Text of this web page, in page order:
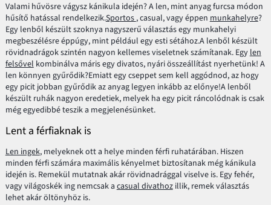
Valami hűvösre vágysz kánikula idején? A len, mint anyag furcsa módon
hűsítő hatással rendelkezik.Sportos, casual, vagy éppenmunkahelyre?
Egy lenből készült szoknya nagyszerű választás egy munkahelyi
megbeszélésre éppúgy, mint például egy esti sétához.A lenből készült
rövidnadrágok szintén nagyon kellemes viseletnek számítanak. Egylen
felsővelkombinálva máris egy divatos, nyári összeállítást nyerhetünk! A
len könnyen gyűrődik?Emiatt egy cseppet sem kell aggódnod, az hogy
egy picit jobban gyűrődik az anyag legyen inkább az előnye!A lenből
készült ruhák nagyon eredetiek, melyek ha egy picit ráncolódnak is csak
még egyedibbé teszik a megjelenésünket.
Lent a férfiaknak is
Len ingek, melyeknek ott a helye minden férfi ruhatárában. Hiszen
minden férfi számára maximális kényelmet biztosítanak még kánikula
idején is. Remekül mutatnak akár rövidnadrággal viselve is. Egy fehér,
vagy világoskék ing nemcsak acasual divathozillik, remek választás
lehet akár öltönyhöz is.